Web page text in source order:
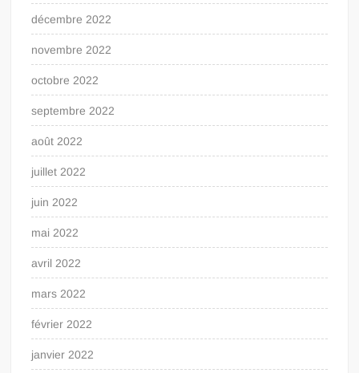
décembre 2022
novembre 2022
octobre 2022
septembre 2022
août 2022
juillet 2022
juin 2022
mai 2022
avril 2022
mars 2022
février 2022
janvier 2022